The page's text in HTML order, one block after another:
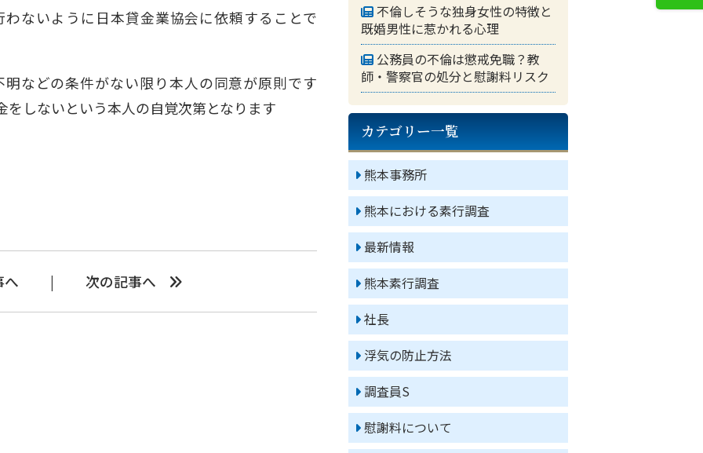
ないように日本貸金業協会に依頼することで
などの条件がない限り本人の同意が原則です
しないという本人の自覚次第となります
へ 次の記事へ
不倫しそうな独身女性の特徴と
既婚男性に惹かれる心理
公務員の不倫は懲戒免職？教
師・警察官の処分と慰謝料リスク
カテゴリー一覧
熊本事務所
熊本における素行調査
最新情報
熊本素行調査
社長
浮気の防止方法
調査員S
慰謝料について